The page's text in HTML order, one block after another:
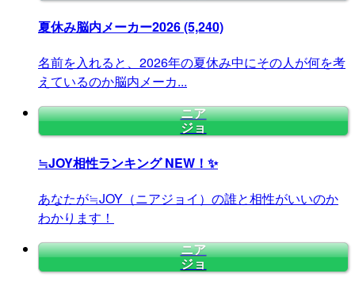
夏休み脳内メーカー2026(5,240)
名前を入れると、2026年の夏休み中にその人が何を考
えているのか脳内メーカ...
ニア
ジョ
≒JOY相性ランキングNEW！✨
あなたが≒JOY（ニアジョイ）の誰と相性がいいのか
わかります！
ニア
ジョ